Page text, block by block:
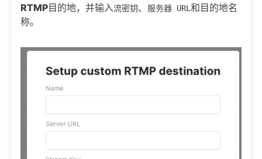
RTMP目的地，并输入流密钥、 服务器 URL 和目的地名
称。